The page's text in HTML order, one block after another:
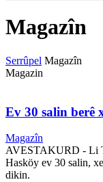
Magazîn
Serrûpel Magazîn
Magazin
Ev 30 salin berê
Magazîn
AVESTAKURD - Li
Hasköy ev 30 salin,
dikin.